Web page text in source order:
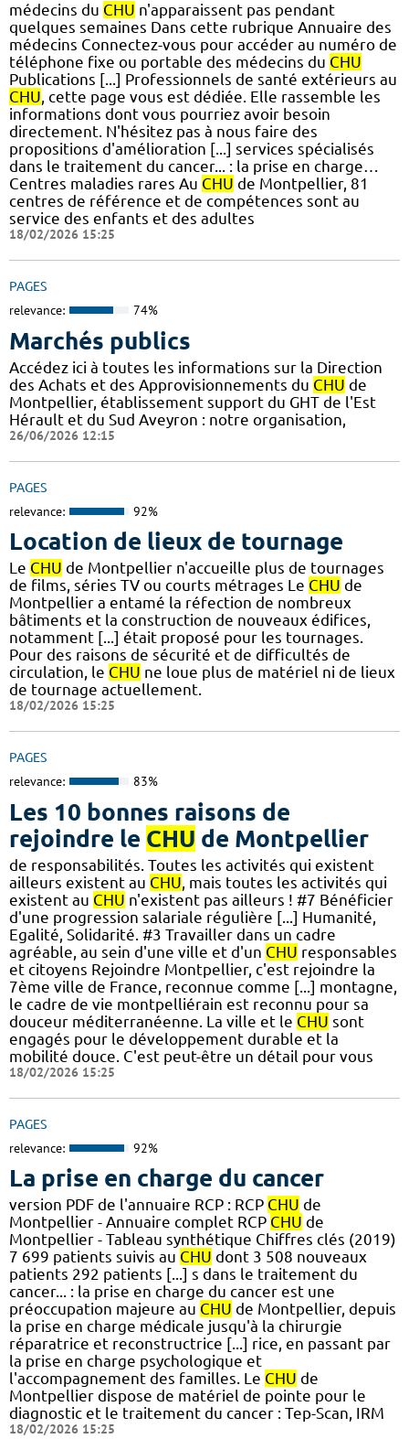
médecins du CHU n'apparaissent pas pendant
quelques semaines Dans cette rubrique Annuaire des
médecins Connectez-vous pour accéder au numéro de
téléphone fixe ou portable des médecins du CHU
Publications [...] Professionnels de santé extérieurs au
CHU, cette page vous est dédiée. Elle rassemble les
informations dont vous pourriez avoir besoin
directement. N'hésitez pas à nous faire des
propositions d'amélioration [...] services spécialisés
dans le traitement du cancer... : la prise en charge…
Centres maladies rares Au CHU de Montpellier, 81
centres de référence et de compétences sont au
service des enfants et des adultes
18/02/2026 15:25
PAGES
relevance: 74%
Marchés publics
Accédez ici à toutes les informations sur la Direction
des Achats et des Approvisionnements du CHU de
Montpellier, établissement support du GHT de l'Est
Hérault et du Sud Aveyron : notre organisation,
26/06/2026 12:15
PAGES
relevance: 92%
Location de lieux de tournage
Le CHU de Montpellier n'accueille plus de tournages
de films, séries TV ou courts métrages Le CHU de
Montpellier a entamé la réfection de nombreux
bâtiments et la construction de nouveaux édifices,
notamment [...] était proposé pour les tournages.
Pour des raisons de sécurité et de difficultés de
circulation, le CHU ne loue plus de matériel ni de lieux
de tournage actuellement.
18/02/2026 15:25
PAGES
relevance: 83%
Les 10 bonnes raisons de
rejoindre le CHU de Montpellier
de responsabilités. Toutes les activités qui existent
ailleurs existent au CHU , mais toutes les activités qui
existent au CHU n'existent pas ailleurs ! #7 Bénéficier
d'une progression salariale régulière [...] Humanité,
Egalité, Solidarité. #3 Travailler dans un cadre
agréable, au sein d'une ville et d'un CHU responsables
et citoyens Rejoindre Montpellier, c'est rejoindre la
7ème ville de France, reconnue comme [...] montagne,
le cadre de vie montpelliérain est reconnu pour sa
douceur méditerranéenne. La ville et le CHU sont
engagés pour le développement durable et la
mobilité douce. C'est peut-être un détail pour vous
18/02/2026 15:25
PAGES
relevance: 92%
La prise en charge du cancer
version PDF de l'annuaire RCP : RCP CHU de
Montpellier - Annuaire complet RCP CHU de
Montpellier - Tableau synthétique Chiffres clés (2019)
7 699 patients suivis au CHU dont 3 508 nouveaux
patients 292 patients [...] s dans le traitement du
cancer... : la prise en charge du cancer est une
préoccupation majeure au CHU de Montpellier, depuis
la prise en charge médicale jusqu'à la chirurgie
réparatrice et reconstructrice [...] rice, en passant par
la prise en charge psychologique et
l'accompagnement des familles. Le CHU de
Montpellier dispose de matériel de pointe pour le
diagnostic et le traitement du cancer : Tep-Scan, IRM
18/02/2026 15:25